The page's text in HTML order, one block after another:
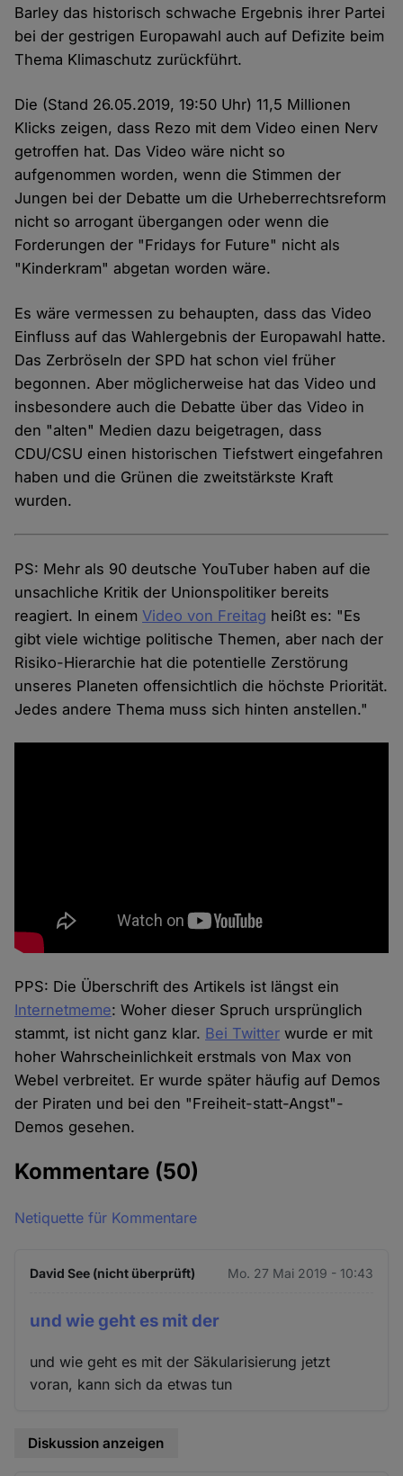
Barley das historisch schwache Ergebnis ihrer Partei
bei der gestrigen Europawahl auch auf Defizite beim
Thema Klimaschutz zurückführt.
Die (Stand 26.05.2019, 19:50 Uhr) 11,5 Millionen
Klicks zeigen, dass Rezo mit dem Video einen Nerv
getroffen hat. Das Video wäre nicht so
aufgenommen worden, wenn die Stimmen der
Jungen bei der Debatte um die Urheberrechtsreform
nicht so arrogant übergangen oder wenn die
Forderungen der "Fridays for Future" nicht als
"Kinderkram" abgetan worden wäre.
Es wäre vermessen zu behaupten, dass das Video
Einfluss auf das Wahlergebnis der Europawahl hatte.
Das Zerbröseln der SPD hat schon viel früher
begonnen. Aber möglicherweise hat das Video und
insbesondere auch die Debatte über das Video in
den "alten" Medien dazu beigetragen, dass
CDU/CSU einen historischen Tiefstwert eingefahren
haben und die Grünen die zweitstärkste Kraft
wurden.
PS: Mehr als 90 deutsche YouTuber haben auf die
unsachliche Kritik der Unionspolitiker bereits
reagiert. In einemVideo von Freitag heißt es: "Es
gibt viele wichtige politische Themen, aber nach der
Risiko-Hierarchie hat die potentielle Zerstörung
unseres Planeten offensichtlich die höchste Priorität.
Jedes andere Thema muss sich hinten anstellen."
PPS: Die Überschrift des Artikels ist längst ein
Internetmeme: Woher dieser Spruch ursprünglich
stammt, ist nicht ganz klar. Bei Twitter wurde er mit
hoher Wahrscheinlichkeit erstmals von Max von
Webel verbreitet. Er wurde später häufig auf Demos
der Piraten und bei den "Freiheit-statt-Angst"-
Demos gesehen.
Kommentare (50)
Netiquette für Kommentare
David See (nicht überprüft) Mo. 27 Mai 2019 - 10:43
und wie geht es mit der
und wie geht es mit der Säkularisierung jetzt
voran, kann sich da etwas tun
Diskussion anzeigen